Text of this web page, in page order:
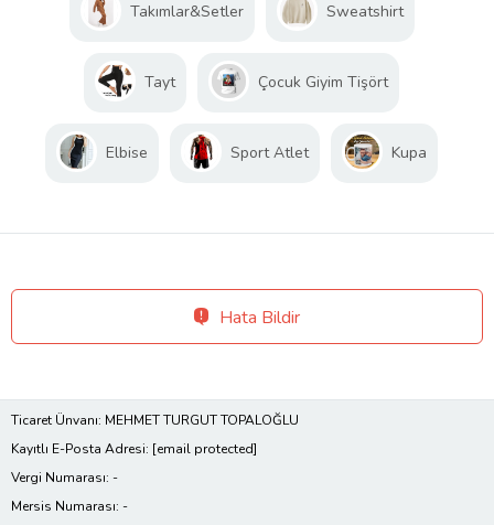
Takımlar&Setler Sweatshirt
Tayt Çocuk Giyim Tişört
Elbise Sport Atlet Kupa
Hata Bildir
Ticaret Ünvanı: MEHMET TURGUT TOPALOĞLU
Kayıtlı E-Posta Adresi: [email protected]
Vergi Numarası: -
Mersis Numarası: -